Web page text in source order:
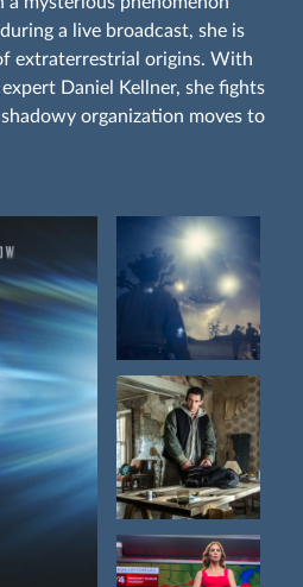
a live broadcast, she is
extraterrestrial origins. With
Daniel Kellner, she fights
organization moves to